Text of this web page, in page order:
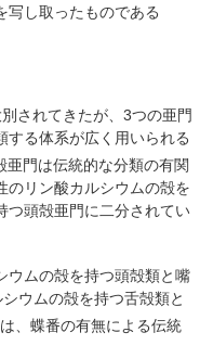
写し取ったものである
されてきたが、3つの亜門
する体系が広く用いられる
亜門は伝統的な分類の有関
のリン酸カルシウムの殻を
つ頭殻亜門に二分されてい
ウムの殻を持つ頭殻類と嘴
ウムの殻を持つ舌殻類と
、蝶番の有無による伝統